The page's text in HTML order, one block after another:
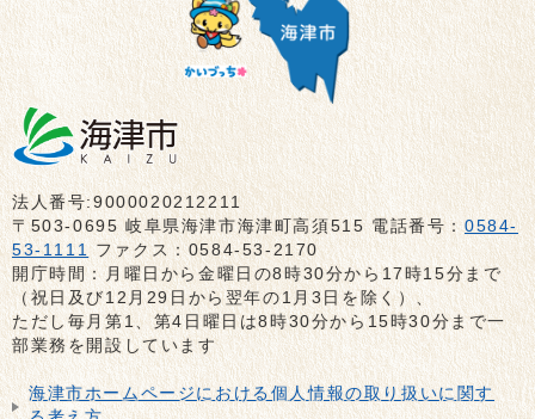
法人番号:9000020212211
〒503-0695 岐阜県海津市海津町高須515 電話番号：0584-
53-1111 ファクス：0584-53-2170
開庁時間：月曜日から金曜日の8時30分から17時15分まで
（祝日及び12月29日から翌年の1月3日を除く）、
ただし毎月第1、第4日曜日は8時30分から15時30分まで一
部業務を開設しています
海津市ホームページにおける個人情報の取り扱いに関す